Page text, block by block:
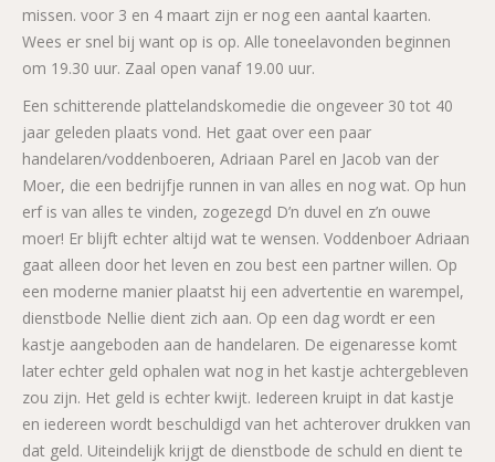
missen. voor 3 en 4 maart zijn er nog een aantal kaarten.
Wees er snel bij want op is op. Alle toneelavonden beginnen
om 19.30 uur. Zaal open vanaf 19.00 uur.
Een schitterende plattelandskomedie die ongeveer 30 tot 40
jaar geleden plaats vond. Het gaat over een paar
handelaren/voddenboeren, Adriaan Parel en Jacob van der
Moer, die een bedrijfje runnen in van alles en nog wat. Op hun
erf is van alles te vinden, zogezegd D’n duvel en z’n ouwe
moer! Er blijft echter altijd wat te wensen. Voddenboer Adriaan
gaat alleen door het leven en zou best een partner willen. Op
een moderne manier plaatst hij een advertentie en warempel,
dienstbode Nellie dient zich aan. Op een dag wordt er een
kastje aangeboden aan de handelaren. De eigenaresse komt
later echter geld ophalen wat nog in het kastje achtergebleven
zou zijn. Het geld is echter kwijt. Iedereen kruipt in dat kastje
en iedereen wordt beschuldigd van het achterover drukken van
dat geld. Uiteindelijk krijgt de dienstbode de schuld en dient te